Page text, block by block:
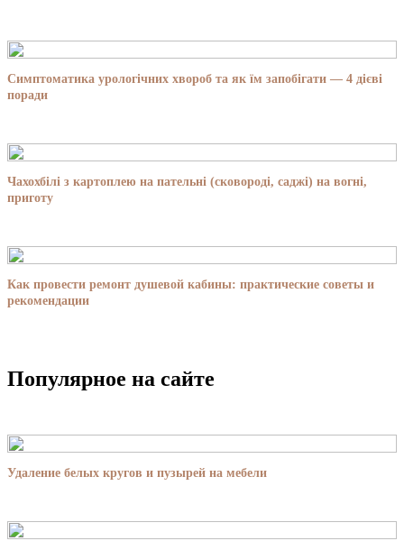
Симптоматика урологічних хвороб та як їм запобігати — 4 дієві
поради
Чахохбілі з картоплею на пательні (сковороді, саджі) на вогні,
приготу
Как провести ремонт душевой кабины: практические советы и
рекомендации
Популярное на сайте
Удаление белых кругов и пузырей на мебели